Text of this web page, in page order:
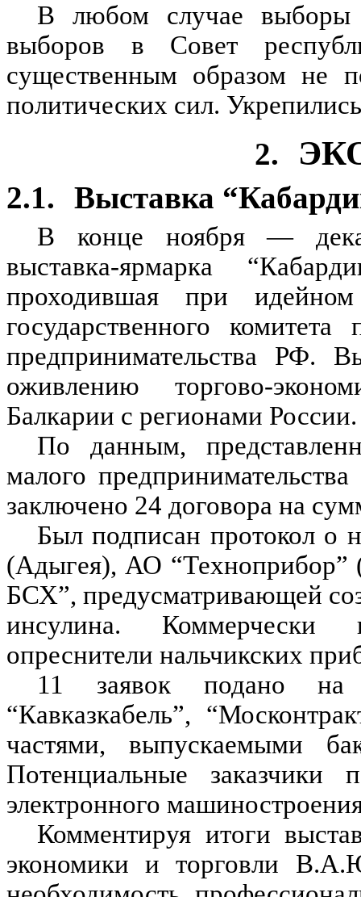
В любом случае выборы
выборов в Совет
существенным образом не
политических сил.
2.
2.1. Выставка
В конце ноября —
выставка-ярмарка
проходившая при
государственного
предпринимательства РФ.
оживлению торгово-
Балкарии с регионами России.
По данным,
малого
заключено 24 договора на
Был подписан протокол о
(Адыгея), АО “Техноприбор”
БСХ”, предусматривающей
инсулина. Коммерчески
опреснители нальчикских
11 заявок подано на
“Кавказкабель”,
частями, выпускаемыми
Потенциальные
электронного
Комментируя итоги
экономики и торговли